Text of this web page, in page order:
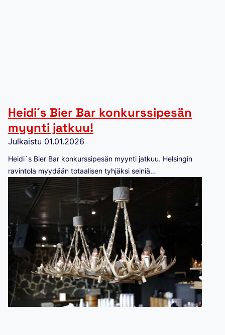
Heidi´s Bier Bar konkurssipesän
myynti jatkuu!
Julkaistu 01.01.2026
Heidi´s Bier Bar konkurssipesän myynti jatkuu. Helsingin
ravintola myydään totaalisen tyhjäksi seiniä…